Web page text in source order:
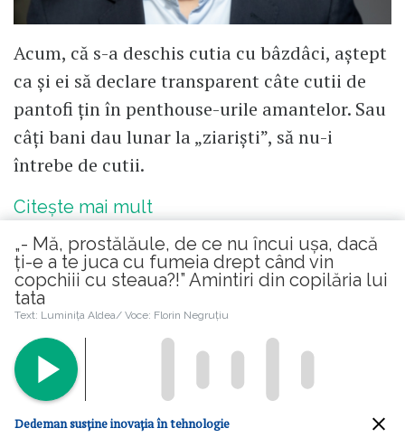
Acum, că s-a deschis cutia cu bâzdâci, aștept
ca și ei să declare transparent câte cutii de
pantofi țin în penthouse-urile amantelor. Sau
câți bani dau lunar la „ziariști”, să nu-i
întrebe de cutii.
Citește mai mult
© 2026 Republica.ro
Despre cookies
„- Mă, prostălăule, de ce nu încui ușa, dacă
ți-e a te juca cu fumeia drept când vin
copchiii cu steaua?!” Amintiri din copilăria lui
tata
Text: Luminița Aldea/ Voce: Florin Negruțiu
Dedeman susține inovația în tehnologie